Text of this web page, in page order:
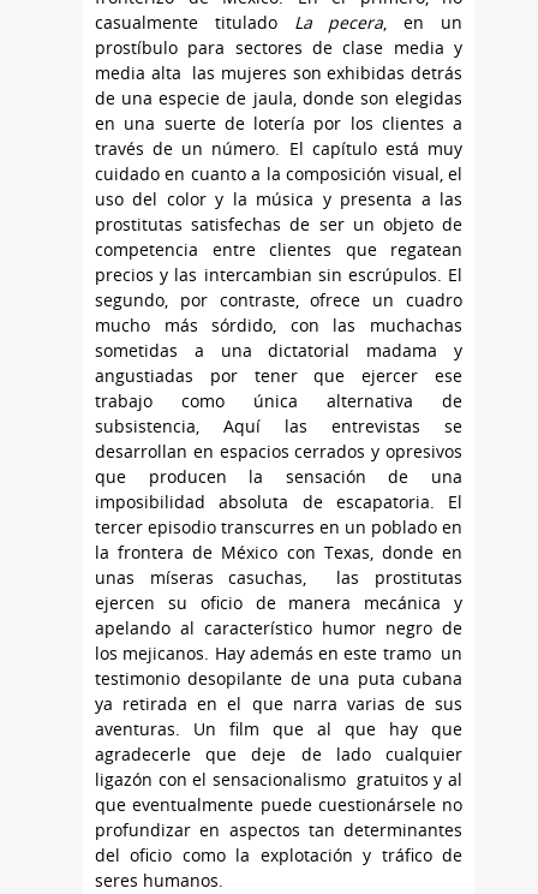
casualmente titulado La pecera, en un
prostíbulo para sectores de clase media y
media alta las mujeres son exhibidas detrás
de una especie de jaula, donde son elegidas
en una suerte de lotería por los clientes a
través de un número. El capítulo está muy
cuidado en cuanto a la composición visual, el
uso del color y la música y presenta a las
prostitutas satisfechas de ser un objeto de
competencia entre clientes que regatean
precios y las intercambian sin escrúpulos. El
segundo, por contraste, ofrece un cuadro
mucho más sórdido, con las muchachas
sometidas a una dictatorial madama y
angustiadas por tener que ejercer ese
trabajo como única alternativa de
subsistencia, Aquí las entrevistas se
desarrollan en espacios cerrados y opresivos
que producen la sensación de una
imposibilidad absoluta de escapatoria. El
tercer episodio transcurres en un poblado en
la frontera de México con Texas, donde en
unas míseras casuchas, las prostitutas
ejercen su oficio de manera mecánica y
apelando al característico humor negro de
los mejicanos. Hay además en este tramo un
testimonio desopilante de una puta cubana
ya retirada en el que narra varias de sus
aventuras. Un film que al que hay que
agradecerle que deje de lado cualquier
ligazón con el sensacionalismo gratuitos y al
que eventualmente puede cuestionársele no
profundizar en aspectos tan determinantes
del oficio como la explotación y tráfico de
seres humanos.